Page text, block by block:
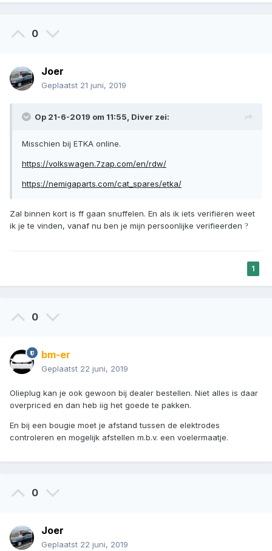
0
Joer
Geplaatst 21 juni, 2019
Op 21-6-2019 om 11:55, Diver zei:
Misschien bij ETKA online.
https://volkswagen.7zap.com/en/rdw/
https://nemigaparts.com/cat_spares/etka/
Zal binnen kort is ff gaan snuffelen. En als ik iets verifiëren weet
ik je te vinden, vanaf nu ben je mijn persoonlijke verifieerden ?
1
0
bm-er
Geplaatst 22 juni, 2019
Olieplug kan je ook gewoon bij dealer bestellen. Niet alles is daar
overpriced en dan heb iig het goede te pakken.
En bij een bougie moet je afstand tussen de elektrodes
controleren en mogelijk afstellen m.b.v. een voelermaatje.
0
Joer
Geplaatst 22 juni, 2019